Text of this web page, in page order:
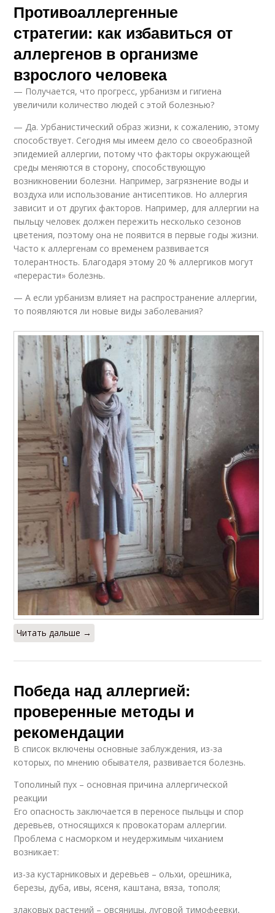
Противоаллергенные
стратегии: как избавиться от
аллергенов в организме
взрослого человека
— Получается, что прогресс, урбанизм и гигиена
увеличили количество людей с этой болезнью?
— Да. Урбанистический образ жизни, к сожалению, этому
способствует. Сегодня мы имеем дело со своеобразной
эпидемией аллергии, потому что факторы окружающей
среды меняются в сторону, способствующую
возникновении болезни. Например, загрязнение воды и
воздуха или использование антисептиков. Но аллергия
зависит и от других факторов. Например, для аллергии на
пыльцу человек должен пережить несколько сезонов
цветения, поэтому она не появится в первые годы жизни.
Часто к аллергенам со временем развивается
толерантность. Благодаря этому 20 % аллергиков могут
«перерасти» болезнь.
— А если урбанизм влияет на распространение аллергии,
то появляются ли новые виды заболевания?
Читать дальше →
Победа над аллергией:
проверенные методы и
рекомендации
В список включены основные заблуждения, из-за
которых, по мнению обывателя, развивается болезнь.
Тополиный пух – основная причина аллергической
реакции
Его опасность заключается в переносе пыльцы и спор
деревьев, относящихся к провокаторам аллергии.
Проблема с насморком и неудержимым чиханием
возникает:
из-за кустарниковых и деревьев – ольхи, орешника,
березы, дуба, ивы, ясеня, каштана, вяза, тополя;
злаковых растений – овсяницы, луговой тимофеевки,